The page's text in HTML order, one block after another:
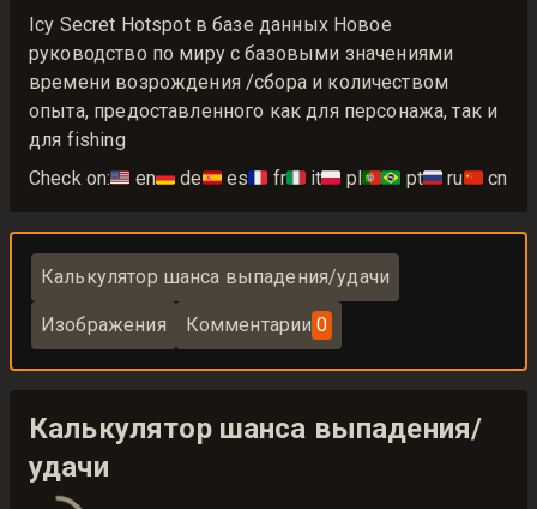
Icy Secret Hotspot в базе данных Новое
руководство по миру с базовыми значениями
времени возрождения /сбора и количеством
опыта, предоставленного как для персонажа, так и
для fishing
Check on:🇺🇸 en🇩🇪 de🇪🇸 es🇫🇷 fr🇮🇹 it🇵🇱 pl🇵🇹🇧🇷 pt🇷🇺 ru🇨🇳 cn
Калькулятор шанса выпадения/удачи
Изображения Комментарии 0
Калькулятор шанса выпадения/
удачи